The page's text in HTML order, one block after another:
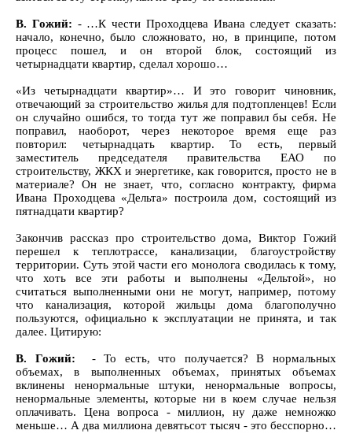
В. Гожий: - …К чести Проходцева Ивана следует сказать:
начало, конечно, было сложновато, но, в принципе, потом
процесс пошел, и он второй блок, состоящий из
четырнадцати квартир, сделал хорошо…
«Из четырнадцати квартир»… И это говорит чиновник,
отвечающий за строительство жилья для подтопленцев! Если
он случайно ошибся, то тогда тут же поправил бы себя. Не
поправил, наоборот, через некоторое время еще раз
повторил: четырнадцать квартир. То есть, первый
заместитель председателя правительства ЕАО по
строительству, ЖКХ и энергетике, как говорится, просто не в
материале? Он не знает, что, согласно контракту, фирма
Ивана Проходцева «Дельта» построила дом, состоящий из
пятнадцати квартир?
Закончив рассказ про строительство дома, Виктор Гожий
перешел к теплотрассе, канализации, благоустройству
территории. Суть этой части его монолога сводилась к тому,
что хоть все эти работы и выполнены «Дельтой», но
считаться выполненными они не могут, например, потому
что канализация, которой жильцы дома благополучно
пользуются, официально к эксплуатации не принята, и так
далее. Цитирую:
В. Гожий: - То есть, что получается? В нормальных
объемах, в выполненных объемах, принятых объемах
вклинены ненормальные штуки, ненормальные вопросы,
ненормальные элементы, которые ни в коем случае нельзя
оплачивать. Цена вопроса - миллион, ну даже немножко
меньше… А два миллиона девятьсот тысяч - это бесспорно…